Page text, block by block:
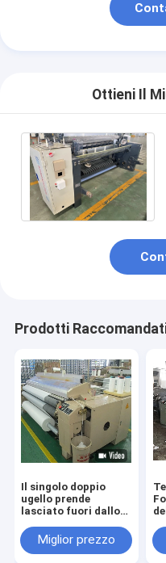
Ottieni Il
Prodotti
Il singolo doppio
ugello prende
lasciato fuori dallo
ratiera di Jet Loom
With Plain Cam
Miglior prezzo